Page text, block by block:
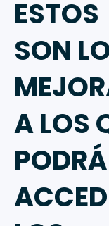
ESTOS
SON
A LOS